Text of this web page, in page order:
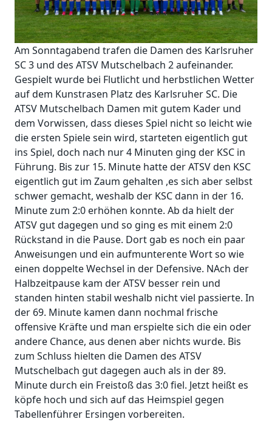
Am Sonntagabend trafen die Damen des Karlsruher
SC 3 und des ATSV Mutschelbach 2 aufeinander.
Gespielt wurde bei Flutlicht und herbstlichen Wetter
auf dem Kunstrasen Platz des Karlsruher SC. Die
ATSV Mutschelbach Damen mit gutem Kader und
dem Vorwissen, dass dieses Spiel nicht so leicht wie
die ersten Spiele sein wird, starteten eigentlich gut
ins Spiel, doch nach nur 4 Minuten ging der KSC in
Führung. Bis zur 15. Minute hatte der ATSV den KSC
eigentlich gut im Zaum gehalten ,es sich aber selbst
schwer gemacht, weshalb der KSC dann in der 16.
Minute zum 2:0 erhöhen konnte. Ab da hielt der
ATSV gut dagegen und so ging es mit einem 2:0
Rückstand in die Pause. Dort gab es noch ein paar
Anweisungen und ein aufmunterente Wort so wie
einen doppelte Wechsel in der Defensive. NAch der
Halbzeitpause kam der ATSV besser rein und
standen hinten stabil weshalb nicht viel passierte. In
der 69. Minute kamen dann nochmal frische
offensive Kräfte und man erspielte sich die ein oder
andere Chance, aus denen aber nichts wurde. Bis
zum Schluss hielten die Damen des ATSV
Mutschelbach gut dagegen auch als in der 89.
Minute durch ein Freistoß das 3:0 fiel. Jetzt heißt es
köpfe hoch und sich auf das Heimspiel gegen
Tabellenführer Ersingen vorbereiten.